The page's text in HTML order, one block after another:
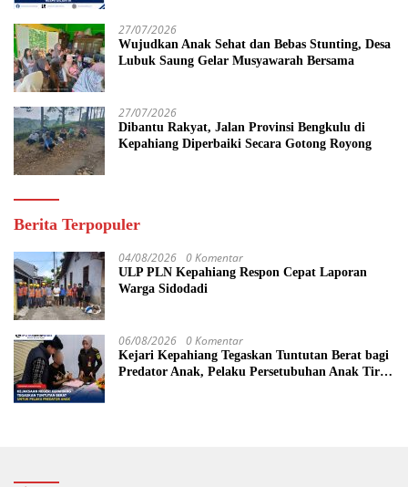
27/07/2026
Wujudkan Anak Sehat dan Bebas Stunting, Desa
Lubuk Saung Gelar Musyawarah Bersama
27/07/2026
Dibantu Rakyat, Jalan Provinsi Bengkulu di
Kepahiang Diperbaiki Secara Gotong Royong
Berita Terpopuler
04/08/2026 0 Komentar
ULP PLN Kepahiang Respon Cepat Laporan
Warga Sidodadi
06/08/2026 0 Komentar
Kejari Kepahiang Tegaskan Tuntutan Berat bagi
Predator Anak, Pelaku Persetubuhan Anak Tiri